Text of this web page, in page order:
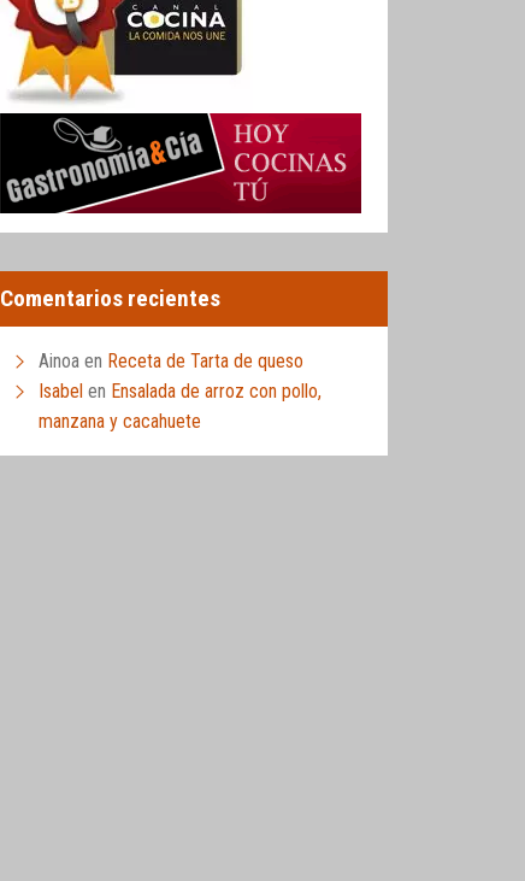
Comentarios recientes
Ainoa en Receta de Tarta de queso
Isabel en Ensalada de arroz con pollo,
manzana y cacahuete